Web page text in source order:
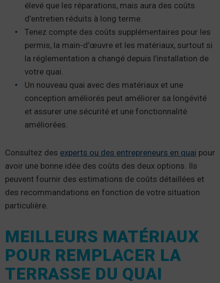
élevé que les réparations, mais aura des coûts
d’entretien réduits à long terme.
Tenez compte des coûts supplémentaires pour les
permis, la main-d’œuvre et les matériaux, surtout si
la réglementation a changé depuis l’installation de
votre quai.
Un nouveau quai avec des matériaux et une
conception améliorés peut améliorer sa longévité
et assurer une sécurité et une fonctionnalité
améliorées.
Consultez des experts ou des entrepreneurs en quai pour
avoir une bonne idée des coûts des deux options. Ils
peuvent fournir des estimations de coûts détaillées et
des recommandations en fonction de votre situation
particulière.
MEILLEURS MATÉRIAUX
POUR REMPLACER LA
TERRASSE DU QUAI